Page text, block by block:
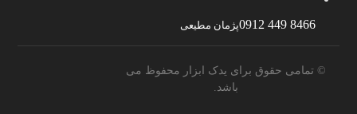
8466 449 0912 پژمان مطیعی
© تمامی حقوق برای یدک ابزار محفوظ می
باشد.